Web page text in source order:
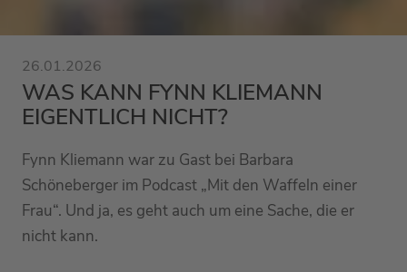
26.01.2026
WAS KANN FYNN KLIEMANN
EIGENTLICH NICHT?
Fynn Kliemann war zu Gast bei Barbara
Schöneberger im Podcast „Mit den Waffeln einer
Frau“. Und ja, es geht auch um eine Sache, die er
nicht kann.